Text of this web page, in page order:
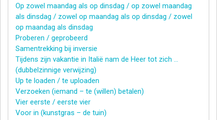
Op zowel maandag als op dinsdag / op zowel maandag
als dinsdag / zowel op maandag als op dinsdag / zowel
op maandag als dinsdag
Proberen / geprobeerd
Samentrekking bij inversie
Tijdens zijn vakantie in Italië nam de Heer tot zich …
(dubbelzinnige verwijzing)
Up te loaden / te uploaden
Verzoeken (iemand – te (willen) betalen)
Vier eerste / eerste vier
Voor in (kunstgras – de tuin)